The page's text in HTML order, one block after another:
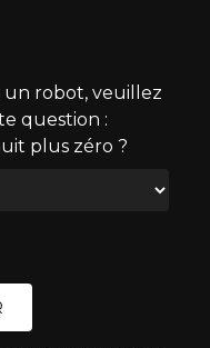
un robot, veuillez
question :
plus zéro ?